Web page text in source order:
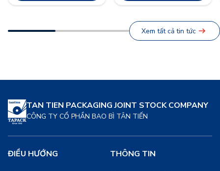
toàn thể cán bộ công nhân
chiến lược doanh nghiệp.
những nguồn thải lớn toàn
cầu, đang chứng kiến sự
Xem tất cả tin tức
TAN TIEN PACKAGING JOINT STOCK COMPANY
CÔNG TY CỔ PHẦN BAO BÌ TÂN TIẾN
ĐIỀU HƯỚNG THÔNG TIN